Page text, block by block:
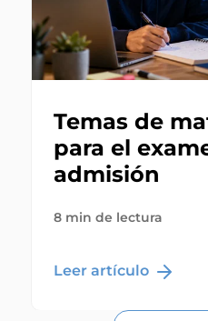
Temas de
para el
admisión
8 min de lectura
Leer artículo